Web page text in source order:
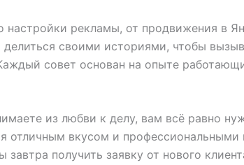
настройки рекламы, от продвижения в
своими историями, чтобы
совет основан на опыте
из любви к делу, вам всё равно
отличным вкусом и
получить заявку от нового